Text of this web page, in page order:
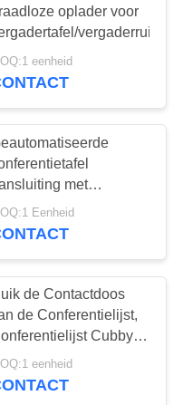
&
17
van
oplader voor
vergaderruimte
eenheid
met
opladen CE-
Eenheid
de Contactdoos
de Conferentielijst,
Cubby
Luchtactuator op
eenheid